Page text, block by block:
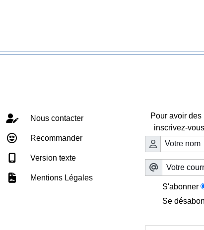
Nous contacter
Recommander
Version texte
Mentions Légales
Pour avoir
inscrivez-
S'abonner
Se